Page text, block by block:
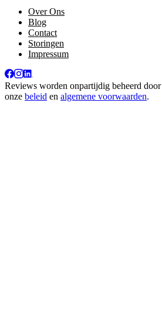
Over Ons
Blog
Contact
Storingen
Impressum
Reviews worden onpartijdig beheerd door
onze beleid en algemene voorwaarden.